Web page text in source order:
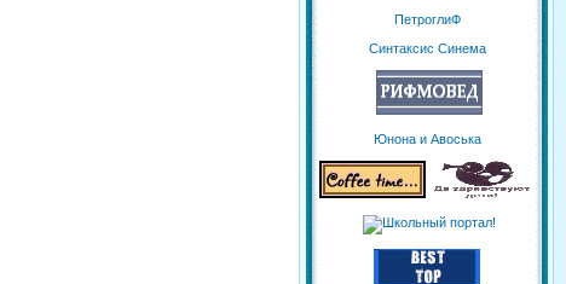
ПетроглиФ
Синтаксис Синема
Юнона и Авоська